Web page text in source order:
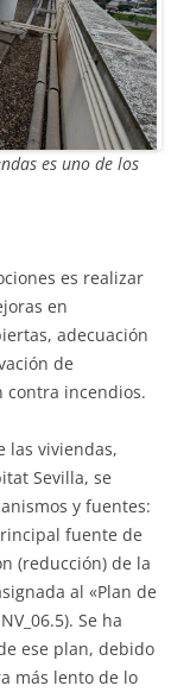
es uno de los
es realizar
en
adecuación
de
contra incendios.
las viviendas,
Sevilla, se
y fuentes:
fuente de
(reducción) de la
al «Plan de
Se ha
ese plan, debido
más lento de lo